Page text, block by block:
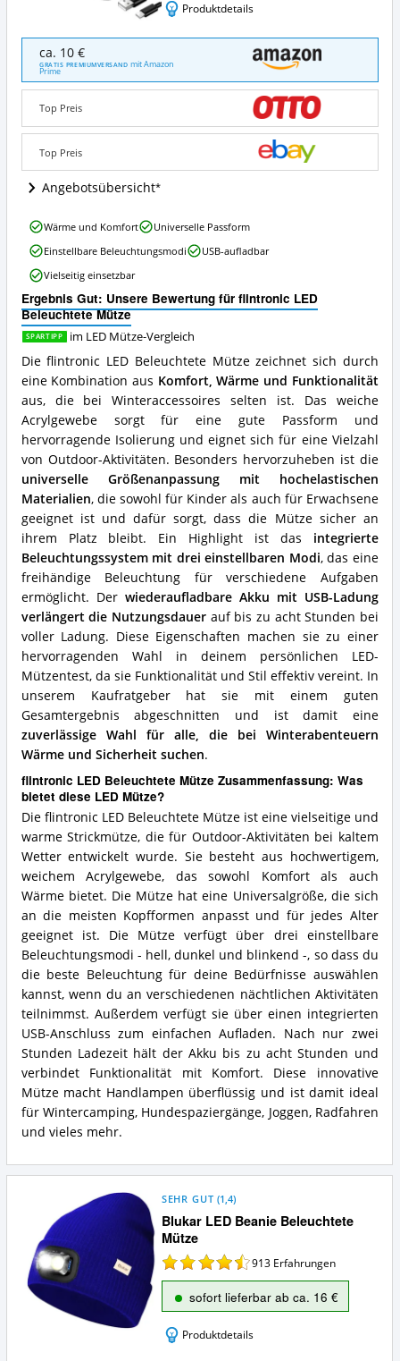
Produktdetails
flintronic
LED
Beleuchtete
Mütze
Angebote:
Wo
diese
LED
Mütze
ca. 10 €
GRATIS PREMIUMVERSAND mit Amazon
Prime
Top Preis
Top Preis
Angebotsübersicht
Ergebnis Gut: Unsere Bewertung für flintronic LED
Beleuchtete Mütze
SPARTIPP im LED Mütze-Vergleich
Die flintronic LED Beleuchtete Mütze zeichnet sich durch
eine Kombination aus Komfort, Wärme und Funktionalität
aus, die bei Winteraccessoires selten ist. Das weiche
Acrylgewebe sorgt für eine gute Passform und
hervorragende Isolierung und eignet sich für eine Vielzahl
von Outdoor-Aktivitäten. Besonders hervorzuheben ist die
universelle Größenanpassung mit hochelastischen
Materialien, die sowohl für Kinder als auch für Erwachsene
geeignet ist und dafür sorgt, dass die Mütze sicher an
ihrem Platz bleibt. Ein Highlight ist das integrierte
Beleuchtungssystem mit drei einstellbaren Modi, das eine
freihändige Beleuchtung für verschiedene Aufgaben
ermöglicht. Der wiederaufladbare Akku mit USB-Ladung
verlängert die Nutzungsdauer auf bis zu acht Stunden bei
voller Ladung. Diese Eigenschaften machen sie zu einer
hervorragenden Wahl in deinem persönlichen LED-
Mützentest, da sie Funktionalität und Stil effektiv vereint. In
unserem Kaufratgeber hat sie mit einem guten
Gesamtergebnis abgeschnitten und ist damit eine
zuverlässige Wahl für alle, die bei Winterabenteuern
Wärme und Sicherheit suchen.
flintronic LED Beleuchtete Mütze Zusammenfassung: Was
bietet diese LED Mütze?
Die flintronic LED Beleuchtete Mütze ist eine vielseitige und
warme Strickmütze, die für Outdoor-Aktivitäten bei kaltem
Wetter entwickelt wurde. Sie besteht aus hochwertigem,
weichem Acrylgewebe, das sowohl Komfort als auch
Wärme bietet. Die Mütze hat eine Universalgröße, die sich
an die meisten Kopfformen anpasst und für jedes Alter
geeignet ist. Die Mütze verfügt über drei einstellbare
Beleuchtungsmodi - hell, dunkel und blinkend -, so dass du
die beste Beleuchtung für deine Bedürfnisse auswählen
kannst, wenn du an verschiedenen nächtlichen Aktivitäten
teilnimmst. Außerdem verfügt sie über einen integrierten
USB-Anschluss zum einfachen Aufladen. Nach nur zwei
Stunden Ladezeit hält der Akku bis zu acht Stunden und
verbindet Funktionalität mit Komfort. Diese innovative
Mütze macht Handlampen überflüssig und ist damit ideal
für Wintercamping, Hundespaziergänge, Joggen, Radfahren
und vieles mehr.
flintronic
LED
Beleuchtete
Mütze
Vorteile:
Was
spricht
für
diese
LED
Mütze?
Wärme und Komfort
Universelle Passform
Einstellbare Beleuchtungsmodi
USB-aufladbar
Vielseitig einsetzbar
Blukar LED Beanie Beleuchtete
Mütze
SEHR GUT (1,4)
913 Erfahrungen
sofort lieferbar ab ca. 16 €
Produktdetails